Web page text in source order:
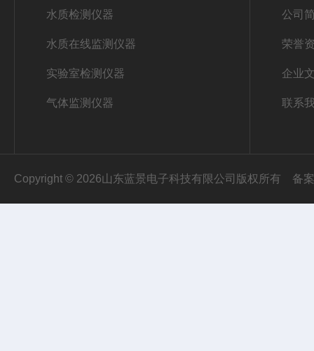
水质检测仪器
水质在线监测仪器
实验室检测仪器
气体监测仪器
公司
荣誉
企业
联系
Copyright © 2026山东蓝景电子科技有限公司版权所有 备